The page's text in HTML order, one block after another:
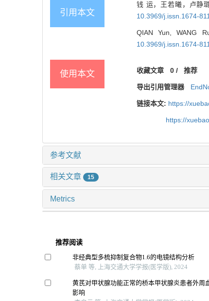
引用本文
钱 运，王若曦，卢静
10.3969/j.issn.1674-
QIAN Yun, WANG
10.3969/j.issn.1674-
使用本文 收藏文章 0/ 推荐
导出引用管理器
链接本文: https://
https://
参考文献
相关文章 15
Metrics
推荐阅读
非经典型多梳抑制复合物1.6的电镜结构分析
蔡单 等, 上海交通大学学报(医学版), 2024
黄芪对甲状腺功能正常的桥本甲状腺炎患者外周
影响